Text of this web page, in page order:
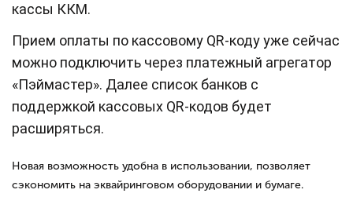
кассы ККМ.
Прием оплаты по кассовому QR-коду уже сейчас
можно подключить через платежный агрегатор
«Пэймастер». Далее список банков с
поддержкой кассовых QR-кодов будет
расширяться.
Новая возможность удобна в использовании, позволяет
сэкономить на эквайринговом оборудовании и бумаге.